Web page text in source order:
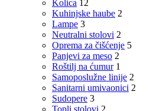
Kolica 12
Kuhinjske haube 2
Lampe 3
Neutralni stolovi 2
Oprema za čišćenje 5
Panjevi za meso 2
Roštilj na ćumur 1
Samoposlužne linije 2
Sanitarni umivaonici 2
Sudopere 3